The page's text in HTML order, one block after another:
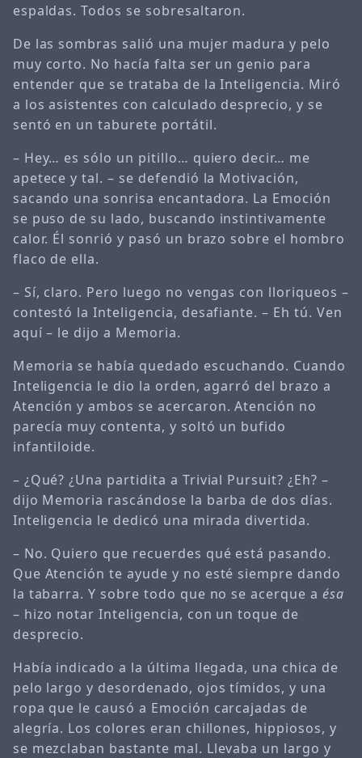
espaldas. Todos se sobresaltaron.
De las sombras salió una mujer madura y pelo
muy corto. No hacía falta ser un genio para
entender que se trataba de la Inteligencia. Miró
a los asistentes con calculado desprecio, y se
sentó en un taburete portátil.
– Hey… es sólo un pitillo… quiero decir… me
apetece y tal. – se defendió la Motivación,
sacando una sonrisa encantadora. La Emoción
se puso de su lado, buscando instintivamente
calor. Él sonrió y pasó un brazo sobre el hombro
flaco de ella.
– Sí, claro. Pero luego no vengas con lloriqueos –
contestó la Inteligencia, desafiante. – Eh tú. Ven
aquí – le dijo a Memoria.
Memoria se había quedado escuchando. Cuando
Inteligencia le dio la orden, agarró del brazo a
Atención y ambos se acercaron. Atención no
parecía muy contenta, y soltó un bufido
infantiloide.
– ¿Qué? ¿Una partidita a Trivial Pursuit? ¿Eh? –
dijo Memoria rascándose la barba de dos días.
Inteligencia le dedicó una mirada divertida.
– No. Quiero que recuerdes qué está pasando.
Que Atención te ayude y no esté siempre dando
la tabarra. Y sobre todo que no se acerque a ésa
– hizo notar Inteligencia, con un toque de
desprecio.
Había indicado a la última llegada, una chica de
pelo largo y desordenado, ojos tímidos, y una
ropa que le causó a Emoción carcajadas de
alegría. Los colores eran chillones, hippiosos, y
se mezclaban bastante mal. Llevaba un largo y